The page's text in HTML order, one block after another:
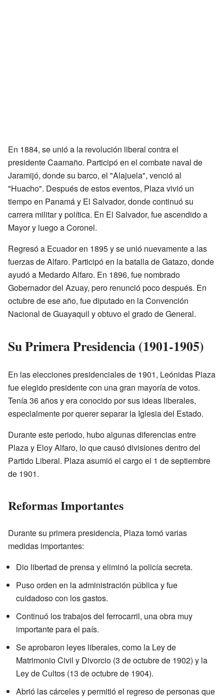
En 1884, se unió a la revolución liberal contra el
presidente Caamaño. Participó en el combate naval de
Jaramijó, donde su barco, el "Alajuela", venció al
"Huacho". Después de estos eventos, Plaza vivió un
tiempo en Panamá y El Salvador, donde continuó su
carrera militar y política. En El Salvador, fue ascendido a
Mayor y luego a Coronel.
Regresó a Ecuador en 1895 y se unió nuevamente a las
fuerzas de Alfaro. Participó en la batalla de Gatazo, donde
ayudó a Medardo Alfaro. En 1896, fue nombrado
Gobernador del Azuay, pero renunció poco después. En
octubre de ese año, fue diputado en la Convención
Nacional de Guayaquil y obtuvo el grado de General.
Su Primera Presidencia (1901-1905)
En las elecciones presidenciales de 1901, Leónidas Plaza
fue elegido presidente con una gran mayoría de votos.
Tenía 36 años y era conocido por sus ideas liberales,
especialmente por querer separar la Iglesia del Estado.
Durante este periodo, hubo algunas diferencias entre
Plaza y Eloy Alfaro, lo que causó divisiones dentro del
Partido Liberal. Plaza asumió el cargo el 1 de septiembre
de 1901.
Reformas Importantes
Durante su primera presidencia, Plaza tomó varias
medidas importantes:
Dio libertad de prensa y eliminó la policía secreta.
Puso orden en la administración pública y fue
cuidadoso con los gastos.
Continuó los trabajos del ferrocarril, una obra muy
importante para el país.
Se aprobaron leyes liberales, como la Ley de
Matrimonio Civil y Divorcio (3 de octubre de 1902) y la
Ley de Cultos (13 de octubre de 1904).
Abrió las cárceles y permitió el regreso de personas que